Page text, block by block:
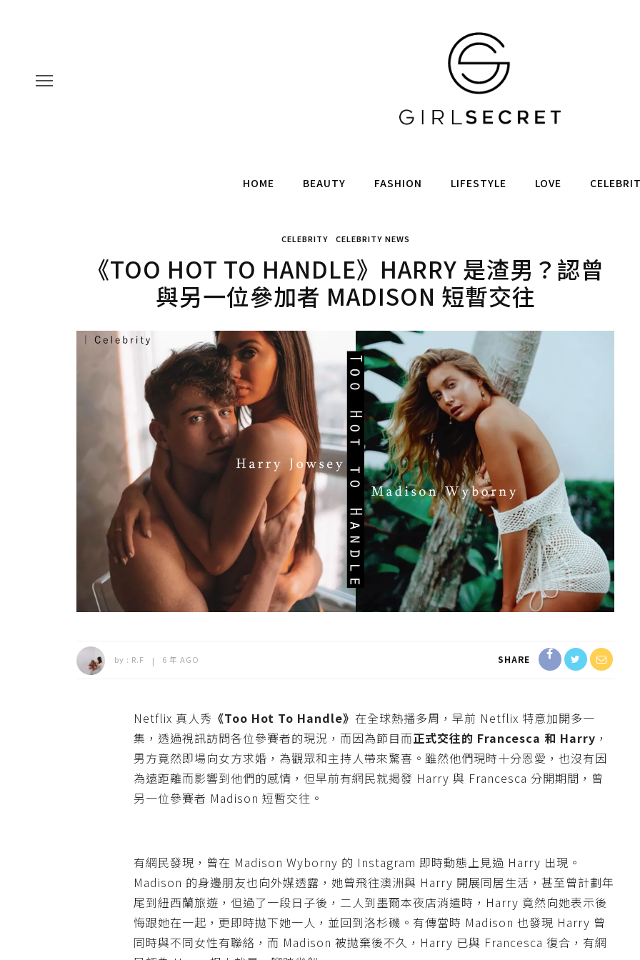
HOME BEAUTY FASHION LIFESTYLE LOVE
CELEBRITY CELEBRITY NEWS
《TOO HOT TO HANDLE》HARRY 是渣男？認曾
與另一位參加者 MADISON 短暫交往
by : R.F 6 年 AGO SHARE
Netflix 真人秀 《Too Hot To Handle》 在全球熱播多周，早前 Netflix 特意加開多一
集，透過視訊訪問各位參賽者的現況，而因為節目而正式交往的 Francesca 和 Harry ，
男方竟然即場向女方求婚，為觀眾和主持人帶來驚喜。雖然他們現時十分恩愛，也沒有因
為遠距離而影響到他們的感情，但早前有網民就揭發 Harry 與 Francesca 分開期間，曾
另一位參賽者 Madison 短暫交往。
有網民發現，曾在 Madison Wyborny 的 Instagram 即時動態上見過 Harry 出現。
Madison 的身邊朋友也向外媒透露，她曾飛往澳洲與 Harry 開展同居生活，甚至曾計劃年
尾到紐西蘭旅遊，但過了一段日子後，二人到墨爾本夜店消遣時，Harry 竟然向她表示後
悔跟她在一起，更即時拋下她一人，並回到洛杉磯。有傳當時 Madison 也發現 Harry 曾
同時與不同女性有聯絡，而 Madison 被拋棄後不久，Harry 已與 Francesca 復合，有網